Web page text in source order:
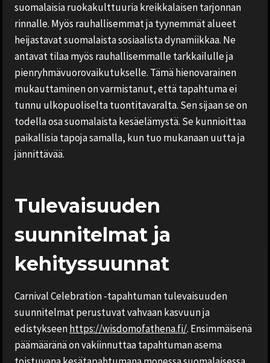
suomalaisia ruokakulttuuria kreikkalaisen tarjonnan
rinnalle. Myös rauhallisemmat ja tyynemmät alueet
heijastavat suomalaista sosiaalista dynamiikkaa. Ne
antavat tilaa myös rauhallisemmalle tarkkailulle ja
pienryhmävuorovaikutukselle. Tämä hienovarainen
mukauttaminen on varmistanut, että tapahtuma ei
tunnu ulkopuoliselta tuontitavaralta. Sen sijaan se on
todella osa suomalaista kesäelämystä. Se kunnioittaa
paikallisia tapoja samalla, kun tuo mukanaan uutta ja
jännittävää.
Tulevaisuuden
suunnitelmat ja
kehityssuunnat
Carnival Celebration -tapahtuman tulevaisuuden
suunnitelmat perustuvat vahvaan kasvuun ja
edistykseenhttps://wisdomofathena.fi/. Ensimmäisenä
päämääränä on vakiinnuttaa tapahtuman asema